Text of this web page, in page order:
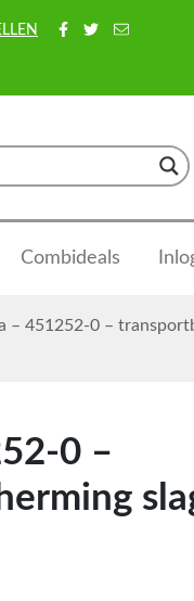
Combideals
– 451252-0 –
0 –